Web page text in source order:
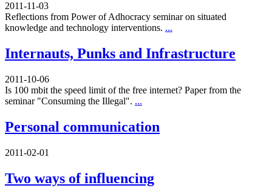
2011-11-03
Reflections from Power of Adhocracy seminar on situated
knowledge and technology interventions. ...
Internauts, Punks and Infrastructure
2011-10-06
Is 100 mbit the speed limit of the free internet? Paper from the
seminar "Consuming the Illegal". ...
Personal communication
2011-02-01
Two ways of influencing